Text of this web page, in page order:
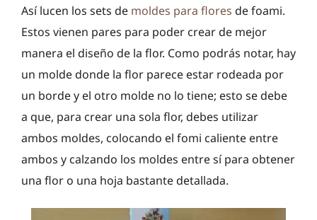
Así lucen los sets de moldes para flores de foami.
Estos vienen pares para poder crear de mejor
manera el diseño de la flor. Como podrás notar, hay
un molde donde la flor parece estar rodeada por
un borde y el otro molde no lo tiene; esto se debe
a que, para crear una sola flor, debes utilizar
ambos moldes, colocando el fomi caliente entre
ambos y calzando los moldes entre sí para obtener
una flor o una hoja bastante detallada.